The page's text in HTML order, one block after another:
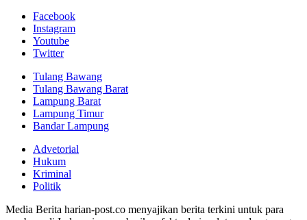
Facebook
Instagram
Youtube
Twitter
Tulang Bawang
Tulang Bawang Barat
Lampung Barat
Lampung Timur
Bandar Lampung
Advetorial
Hukum
Kriminal
Politik
Media Berita harian-post.co menyajikan berita terkini untuk para